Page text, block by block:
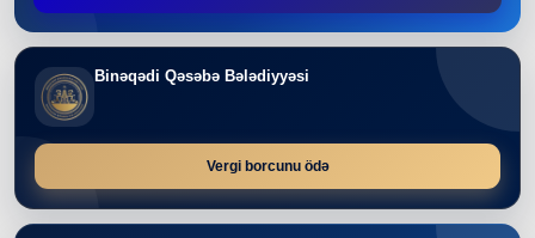
Binəqədi Qəsəbə Bələdiyyəsi
Vergi borcunu ödə